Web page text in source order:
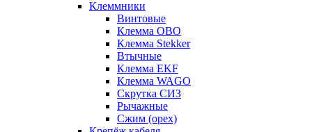
Клеммники
Винтовые
Клемма OBO
Клемма Stekker
Втычные
Клемма EKF
Клемма WAGO
Скрутка СИЗ
Рычажные
Сжим (орех)